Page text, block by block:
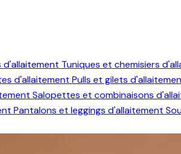
d'allaitement Tuniques et chemisiers
d'allaitement Pulls et gilets
Salopettes et combinaisons
Pantalons et leggings d'allaitement